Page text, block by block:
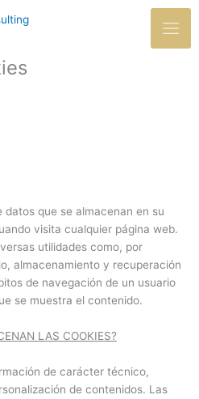
datos que se almacenan en su
visita cualquier página web.
utilidades como, por
almacenamiento y recuperación
de navegación de un usuario
se muestra el contenido.
LAS COOKIES?
de carácter técnico,
de contenidos. Las